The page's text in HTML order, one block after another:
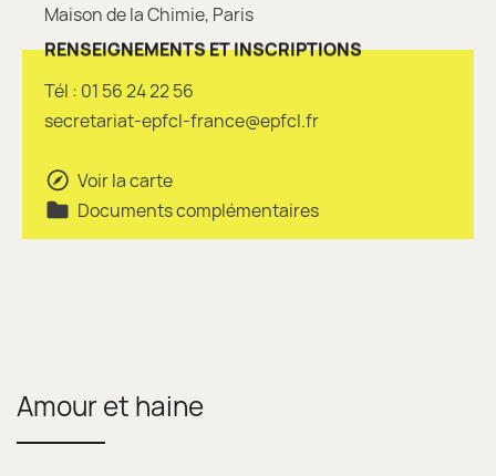
Maison de la Chimie, Paris
RENSEIGNEMENTS ET INSCRIPTIONS
Tél : 01 56 24 22 56
secretariat-epfcl-france@epfcl.fr
Voir la carte
Documents complémentaires
Amour et haine